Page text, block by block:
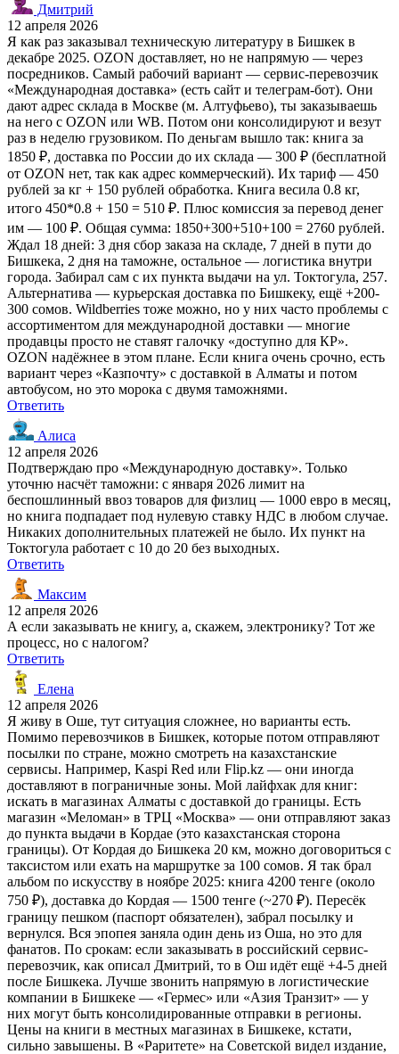
Дмитрий
12 апреля 2026
Я как раз заказывал техническую литературу в Бишкек в
декабре 2025. OZON доставляет, но не напрямую — через
посредников. Самый рабочий вариант — сервис-перевозчик
«Международная доставка» (есть сайт и телеграм-бот). Они
дают адрес склада в Москве (м. Алтуфьево), ты заказываешь
на него с OZON или WB. Потом они консолидируют и везут
раз в неделю грузовиком. По деньгам вышло так: книга за
1850 ₽, доставка по России до их склада — 300 ₽ (бесплатной
от OZON нет, так как адрес коммерческий). Их тариф — 450
рублей за кг + 150 рублей обработка. Книга весила 0.8 кг,
итого 450*0.8 + 150 = 510 ₽. Плюс комиссия за перевод денег
им — 100 ₽. Общая сумма: 1850+300+510+100 = 2760 рублей.
Ждал 18 дней: 3 дня сбор заказа на складе, 7 дней в пути до
Бишкека, 2 дня на таможне, остальное — логистика внутри
города. Забирал сам с их пункта выдачи на ул. Токтогула, 257.
Альтернатива — курьерская доставка по Бишкеку, ещё +200-
300 сомов. Wildberries тоже можно, но у них часто проблемы с
ассортиментом для международной доставки — многие
продавцы просто не ставят галочку «доступно для КР».
OZON надёжнее в этом плане. Если книга очень срочно, есть
вариант через «Казпочту» с доставкой в Алматы и потом
автобусом, но это морока с двумя таможнями.
Ответить
Алиса
12 апреля 2026
Подтверждаю про «Международную доставку». Только
уточню насчёт таможни: с января 2026 лимит на
беспошлинный ввоз товаров для физлиц — 1000 евро в месяц,
но книга подпадает под нулевую ставку НДС в любом случае.
Никаких дополнительных платежей не было. Их пункт на
Токтогула работает с 10 до 20 без выходных.
Ответить
Максим
12 апреля 2026
А если заказывать не книгу, а, скажем, электронику? Тот же
процесс, но с налогом?
Ответить
Елена
12 апреля 2026
Я живу в Оше, тут ситуация сложнее, но варианты есть.
Помимо перевозчиков в Бишкек, которые потом отправляют
посылки по стране, можно смотреть на казахстанские
сервисы. Например, Kaspi Red или Flip.kz — они иногда
доставляют в пограничные зоны. Мой лайфхак для книг:
искать в магазинах Алматы с доставкой до границы. Есть
магазин «Меломан» в ТРЦ «Москва» — они отправляют заказ
до пункта выдачи в Кордае (это казахстанская сторона
границы). От Кордая до Бишкека 20 км, можно договориться с
таксистом или ехать на маршрутке за 100 сомов. Я так брал
альбом по искусству в ноябре 2025: книга 4200 тенге (около
750 ₽), доставка до Кордая — 1500 тенге (~270 ₽). Пересёк
границу пешком (паспорт обязателен), забрал посылку и
вернулся. Вся эпопея заняла один день из Оша, но это для
фанатов. По срокам: если заказывать в российский сервис-
перевозчик, как описал Дмитрий, то в Ош идёт ещё +4-5 дней
после Бишкека. Лучше звонить напрямую в логистические
компании в Бишкеке — «Гермес» или «Азия Транзит» — у
них могут быть консолидированные отправки в регионы.
Цены на книги в местных магазинах в Бишкеке, кстати,
сильно завышены. В «Раритете» на Советской видел издание,